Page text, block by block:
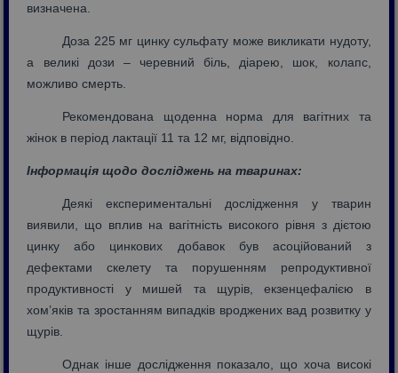
визначена.
Доза 225 мг цинку сульфату може викликати нудоту,
а великі дози – черевний біль, діарею, шок, колапс,
можливо смерть.
Рекомендована щоденна норма для вагітних та
жінок в період лактації 11 та 12 мг, відповідно.
Інформація щодо досліджень на тваринах:
Деякі експериментальні дослідження у тварин
виявили, що вплив на вагітність високого рівня з дієтою
цинку або цинкових добавок був асоційований з
дефектами скелету та порушенням репродуктивної
продуктивності у мишей та щурів, екзенцефалією в
хом’яків та зростанням випадків вроджених вад розвитку у
щурів.
Однак інше дослідження показало, що хоча високі